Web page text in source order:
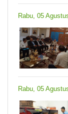
Rabu, 05
Rabu, 05